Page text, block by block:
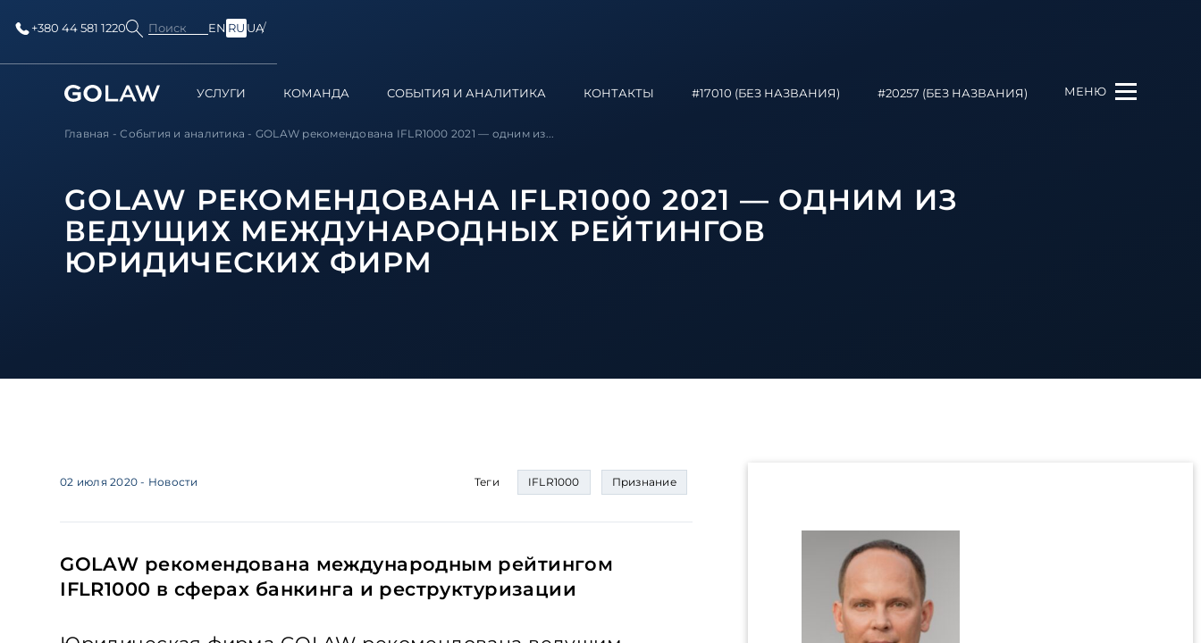
+380 44 581 1220 Поиск EN RU UA
УСЛУГИ КОМАНДА СОБЫТИЯ И АНАЛИТИКА КОНТАКТЫ #17010 (БЕЗ НАЗВАНИЯ) #20257 (БЕЗ НАЗВАНИЯ) МЕНЮ
Главная -События и аналитика - GOLAW рекомендована IFLR1000 2021 — одним из...
GOLAW РЕКОМЕНДОВАНА IFLR1000 2021 — ОДНИМ ИЗ
ВЕДУЩИХ МЕЖДУНАРОДНЫХ РЕЙТИНГОВ
ЮРИДИЧЕСКИХ ФИРМ
02 июля 2020 - Новости Теги IFLR1000 Признание
GOLAW рекомендована международным рейтингом
IFLR1000 в сферах банкинга и реструктуризации